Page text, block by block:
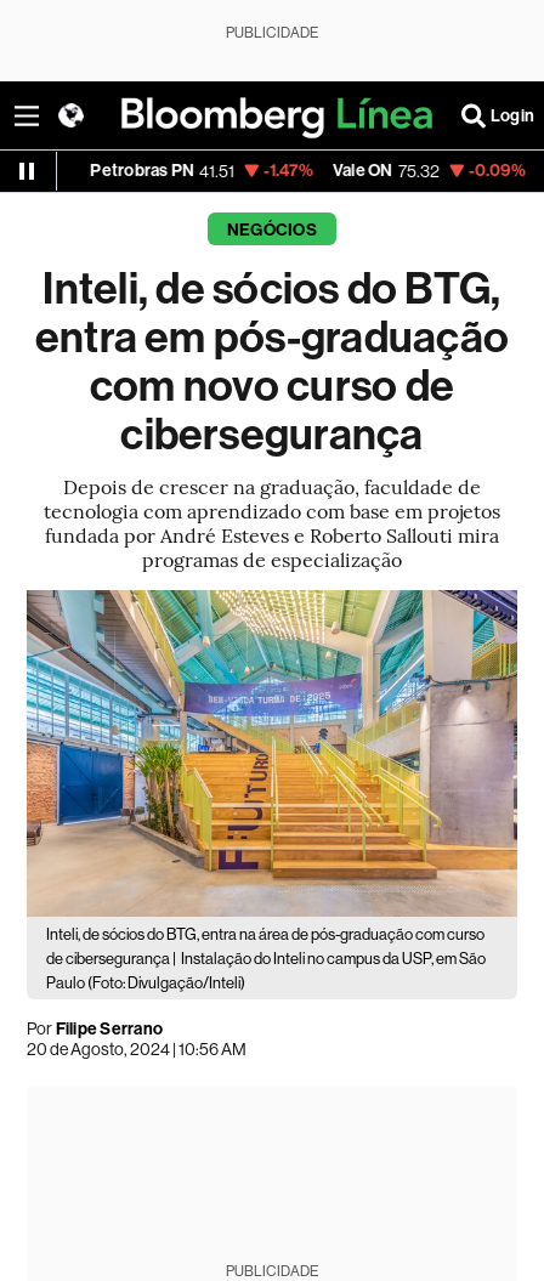
PUBLICIDADE
Login
Petrobras PN 41.51 -1.47% Vale ON 75.32 -0.09% Itaú PN
NEGÓCIOS
Inteli, de sócios do BTG,
entra em pós-graduação
com novo curso de
cibersegurança
Depois de crescer na graduação, faculdade de
tecnologia com aprendizado com base em projetos
fundada por André Esteves e Roberto Sallouti mira
programas de especialização
Inteli, de sócios do BTG, entra na área de pós-graduação com curso
de cibersegurança |
Instalação do Inteli no campus da USP, em São
Paulo (Foto: Divulgação/Inteli)
PorFilipe Serrano
20 de Agosto, 2024 | 10:56 AM
PUBLICIDADE